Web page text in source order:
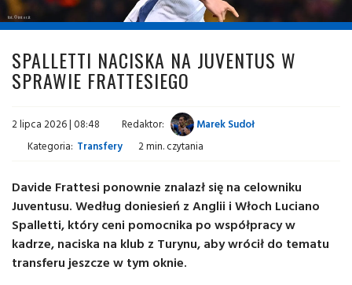
fot. © inter.it
SPALLETTI NACISKA NA JUVENTUS W
SPRAWIE FRATTESIEGO
2 lipca 2026 | 08:48 Redaktor:
Marek Sudoł
Kategoria: Transfery 2 min. czytania
Davide Frattesi ponownie znalazł się na celowniku
Juventusu. Według doniesień z Anglii i Włoch Luciano
Spalletti, który ceni pomocnika po współpracy w
kadrze, naciska na klub z Turynu, aby wrócił do tematu
transferu jeszcze w tym oknie.